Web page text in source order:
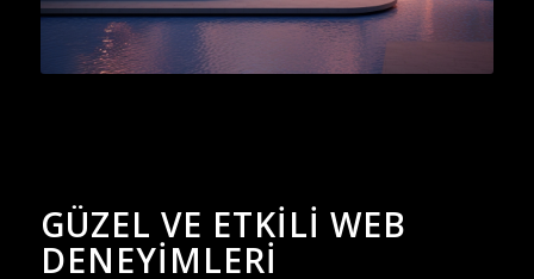
GÜZEL VE ETKILI WEB
DENEYIMLERI